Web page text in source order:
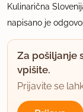
Kulinarična
napisano je
Za pošiljanje
vpišite.
Prijavite se